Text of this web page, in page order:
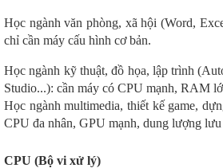
Học ngành văn phòng, xã hội (Word,
chỉ cần máy cấu hình cơ bản.
Học ngành kỹ thuật, đồ họa, lập trình
Studio...): cần máy có CPU mạnh, RAM
Học ngành multimedia, thiết kế game,
CPU đa nhân, GPU mạnh, dung lượng
CPU (Bộ vi xử lý)